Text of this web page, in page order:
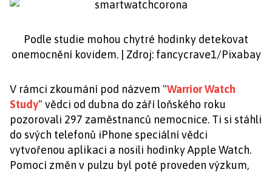
Podle studie mohou chytré hodinky detekovat
onemocnění kovidem. | Zdroj: fancycrave1/Pixabay
V rámci zkoumání pod názvem "Warrior Watch
Study" vědci od dubna do září loňského roku
pozorovali 297 zaměstnanců nemocnice. Ti si stáhli
do svých telefonů iPhone speciální vědci
vytvořenou aplikaci a nosili hodinky Apple Watch.
Pomocí změn v pulzu byl poté proveden výzkum,